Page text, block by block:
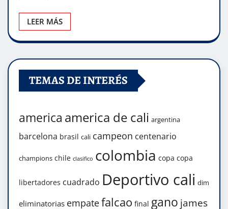
LEER MÁS
TEMAS DE INTERÉS
america america de cali argentina
barcelona brasil cali campeon centenario
champions chile clasifico colombia copa copa
libertadores cuadrado Deportivo cali dim
eliminatorias empatefalcao final gano james